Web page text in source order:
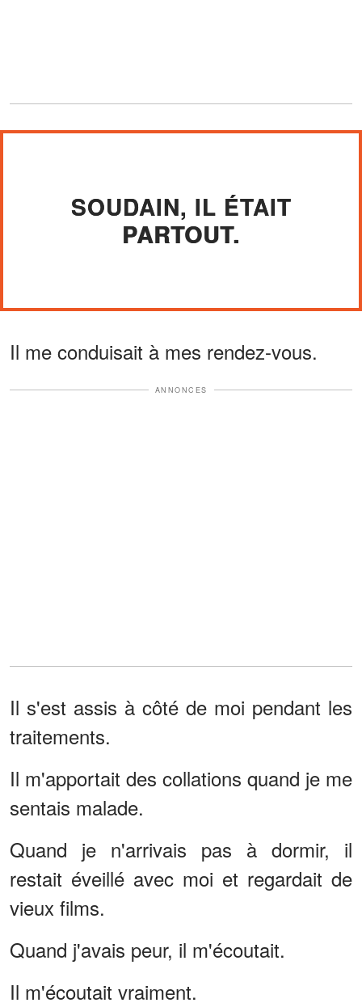
SOUDAIN, IL ÉTAIT
PARTOUT.
Il me conduisait à mes rendez-vous.
ANNONCES
Il s'est assis à côté de moi pendant les
traitements.
Il m'apportait des collations quand je me
sentais malade.
Quand je n'arrivais pas à dormir, il
restait éveillé avec moi et regardait de
vieux films.
Quand j'avais peur, il m'écoutait.
Il m'écoutait vraiment.